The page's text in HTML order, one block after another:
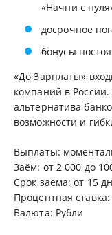
«Начни с
досрочное
бонусы
«До Зарплаты»
компаний в
альтернатива
возможности и
Выплаты:
Заём: от 2 000 до
Срок заема: от 15
Процентная
Валюта: Рубли